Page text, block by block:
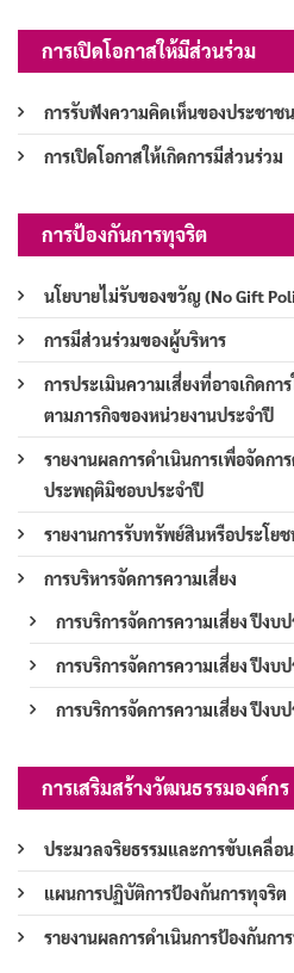
การเปิดโอกาสให้มีส่วนร่วม
การรับฟังความคิดเห็นของประชาชน
การเปิดโอกาสให้เกิดการมีส่วนร่วม
การป้องกันการทุจริต
นโยบายไม่รับของขวัญ (No Gift
การมีส่วนร่วมของผู้บริหาร
การประเมินความเสี่ยงที่อาจเกิดก
ตามภารกิจของหน่วยงานประจำปี
รายงานผลการดำเนินการเพื่อจัดกา
ประพฤติมิชอบประจำปี
รายงานการรับทรัพย์สินหรือประโย
การบริหารจัดการความเสี่ยง
การบริการจัดการความเสี่ยง ปีง
การบริการจัดการความเสี่ยง ปีง
การบริการจัดการความเสี่ยง ปีง
การเสริมสร้างวัฒนธรรมองค์กร
ประมวลจริยธรรมและการขับเคลื่อ
แผนการปฏิบัติการป้องกันการทุจริต
รายงานผลการดำเนินการป้องกันกา